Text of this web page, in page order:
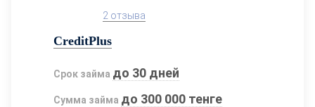
2 отзыва
CreditPlus
Срок займа до 30 дней
Сумма займа до 300 000 тенге